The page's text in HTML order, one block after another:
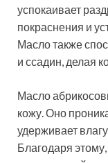
успокаивает
покраснения и
Масло также
и ссадин, делая
Масло
кожу. Оно
удерживает
Благодаря